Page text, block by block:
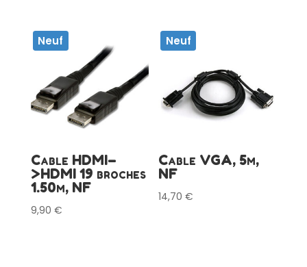
Neuf
Cable HDMI–
>HDMI 19 broches
1.50m, NF
9,90 €
Neuf
Cable VGA, 5m,
NF
14,70€